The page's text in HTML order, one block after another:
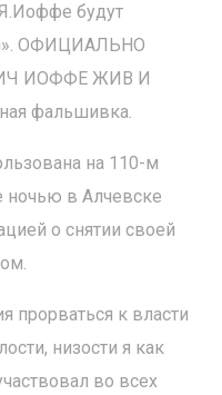
будут
ОФИЦИАЛЬНО
ИОФФЕ ЖИВ И
фальшивка.
на 110-м
ночью в Алчевске
о снятии своей
прорваться к власти
низости я как
во всех